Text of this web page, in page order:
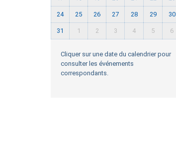
24 25 26 27 28 29 30
31 1 2 3 4 5 6
Cliquer sur une date du calendrier pour
consulter les événements
correspondants.